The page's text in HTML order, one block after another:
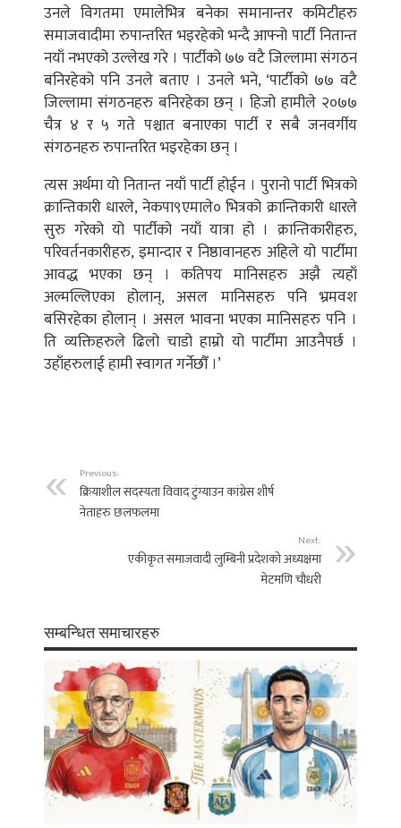
उनले विगतमा एमालेभित्र बनेका समानान्तर कमिटीहरु
समाजवादीमा रुपान्तरित भइरहेको भन्दै आफ्नो पार्टी नितान्त
नयाँ नभएको उल्लेख गरे । पार्टीको ७७ वटै जिल्लामा संगठन
बनिरहेको पनि उनले बताए । उनले भने, ‘पार्टीको ७७ वटै
जिल्लामा संगठनहरु बनिरहेका छन् । हिजो हामीले २०७७
चैत्र ४ र ५ गते पश्चात बनाएका पार्टी र सबै जनवर्गीय
संगठनहरु रुपान्तरित भइरहेका छन् ।
त्यस अर्थमा यो नितान्त नयाँ पार्टी होईन । पुरानो पार्टी भित्रको
क्रान्तिकारी धारले, नेकपा९एमाले० भित्रको क्रान्तिकारी धारले
सुरु गरेको यो पार्टीको नयाँ यात्रा हो । क्रान्तिकारीहरु,
परिवर्तनकारीहरु, इमान्दार र निष्ठावानहरु अहिले यो पार्टीमा
आवद्ध भएका छन् । कतिपय मानिसहरु अझै त्यहाँ
अल्मल्लिएका होलान्, असल मानिसहरु पनि भ्रमवश
बसिरहेका होलान् । असल भावना भएका मानिसहरु पनि ।
ति व्यक्तिहरुले ढिलो चाडो हाम्रो यो पार्टीमा आउनैपर्छ ।
उहाँहरुलाई हामी स्वागत गर्नेछौँ ।’
Previous:
क्रियाशील सदस्यता विवाद टुंग्याउन कांग्रेस शीर्ष
नेताहरु छलफलमा
Next:
एकीकृत समाजवादी लुम्बिनी प्रदेशको अध्यक्षमा
मेटमणि चौधरी
सम्बन्धित समाचारहरु